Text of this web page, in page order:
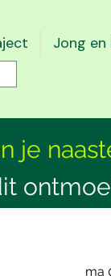
Jong en
je
ma